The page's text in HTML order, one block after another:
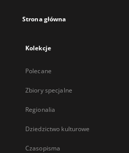
Strona główna
Kolekcje
Polecane
Zbiory specjalne
Regionalia
Dziedzictwo kulturowe
Czasopisma